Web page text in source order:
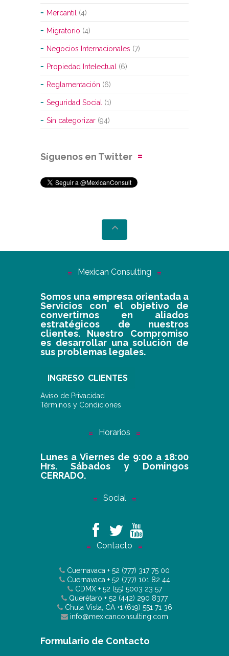
Mercantil (4)
Migratorio (4)
Negocios Internacionales (7)
Propiedad Intelectual (6)
Reglamentación (6)
Seguridad Social (1)
Sin categorizar (94)
Síguenos en Twitter
Mexican Consulting
Somos una empresa orientada a
Servicios con el objetivo de
convertirnos en aliados
estratégicos de nuestros
clientes. Nuestro Compromiso
es desarrollar una solución de
sus problemas legales.
INGRESO CLIENTES
Aviso de Privacidad
Términos y Condiciones
Horarios
Lunes a Viernes de 9:00 a 18:00
Hrs. Sábados y Domingos
CERRADO.
Social
Contacto
Cuernavaca + 52 (777) 317 75 00
Cuernavaca + 52 (777) 101 82 44
CDMX + 52 (55) 5003 23 57
Querétaro + 52 (442) 290 8377
Chula Vista, CA+1 (619) 551 71 36
info@mexicanconsulting.com
Formulario de Contacto